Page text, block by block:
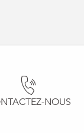
NOUS